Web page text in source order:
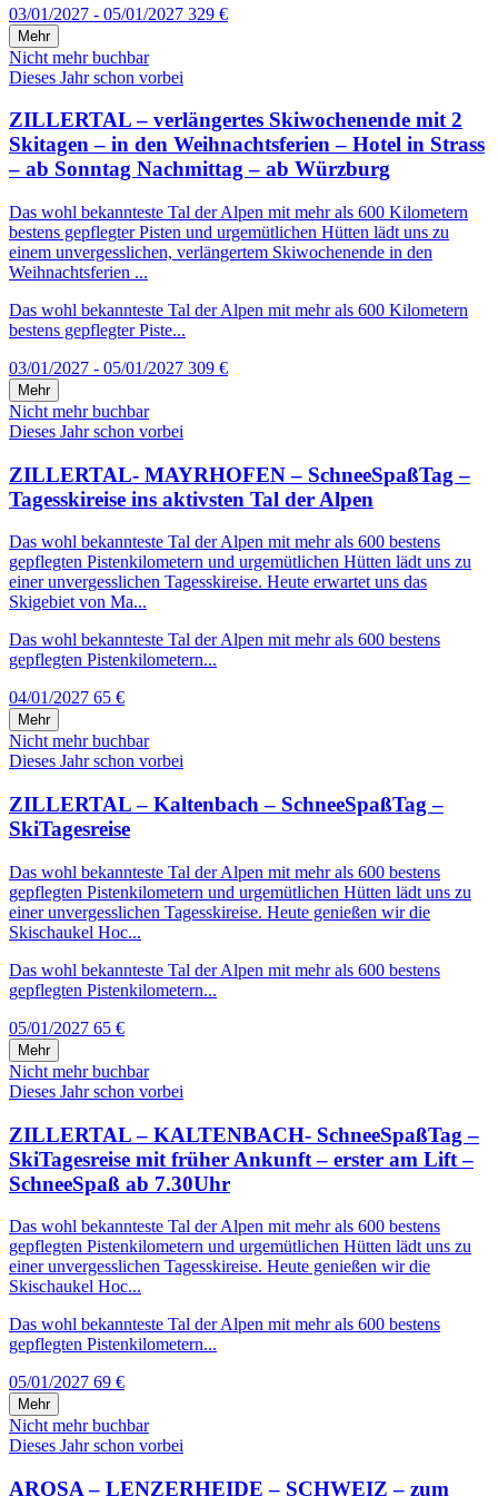
03/01/2027 - 05/01/2027 329 €
Mehr
Nicht mehr buchbar
Dieses Jahr schon vorbei
ZILLERTAL – verlängertes Skiwochenende mit 2
Skitagen – in den Weihnachtsferien – Hotel in Strass
– ab Sonntag Nachmittag – ab Würzburg
Das wohl bekannteste Tal der Alpen mit mehr als 600 Kilometern
bestens gepflegter Pisten und urgemütlichen Hütten lädt uns zu
einem unvergesslichen, verlängertem Skiwochenende in den
Weihnachtsferien ...
Das wohl bekannteste Tal der Alpen mit mehr als 600 Kilometern
bestens gepflegter Piste...
03/01/2027 - 05/01/2027 309 €
Mehr
Nicht mehr buchbar
Dieses Jahr schon vorbei
ZILLERTAL- MAYRHOFEN – SchneeSpaßTag –
Tagesskireise ins aktivsten Tal der Alpen
Das wohl bekannteste Tal der Alpen mit mehr als 600 bestens
gepflegten Pistenkilometern und urgemütlichen Hütten lädt uns zu
einer unvergesslichen Tagesskireise. Heute erwartet uns das
Skigebiet von Ma...
Das wohl bekannteste Tal der Alpen mit mehr als 600 bestens
gepflegten Pistenkilometern...
04/01/2027 65 €
Mehr
Nicht mehr buchbar
Dieses Jahr schon vorbei
ZILLERTAL – Kaltenbach – SchneeSpaßTag –
SkiTagesreise
Das wohl bekannteste Tal der Alpen mit mehr als 600 bestens
gepflegten Pistenkilometern und urgemütlichen Hütten lädt uns zu
einer unvergesslichen Tagesskireise. Heute genießen wir die
Skischaukel Hoc...
Das wohl bekannteste Tal der Alpen mit mehr als 600 bestens
gepflegten Pistenkilometern...
05/01/2027 65 €
Mehr
Nicht mehr buchbar
Dieses Jahr schon vorbei
ZILLERTAL – KALTENBACH- SchneeSpaßTag –
SkiTagesreise mit früher Ankunft – erster am Lift –
SchneeSpaß ab 7.30Uhr
Das wohl bekannteste Tal der Alpen mit mehr als 600 bestens
gepflegten Pistenkilometern und urgemütlichen Hütten lädt uns zu
einer unvergesslichen Tagesskireise. Heute genießen wir die
Skischaukel Hoc...
Das wohl bekannteste Tal der Alpen mit mehr als 600 bestens
gepflegten Pistenkilometern...
05/01/2027 69 €
Mehr
Nicht mehr buchbar
Dieses Jahr schon vorbei
AROSA – LENZERHEIDE – SCHWEIZ – zum